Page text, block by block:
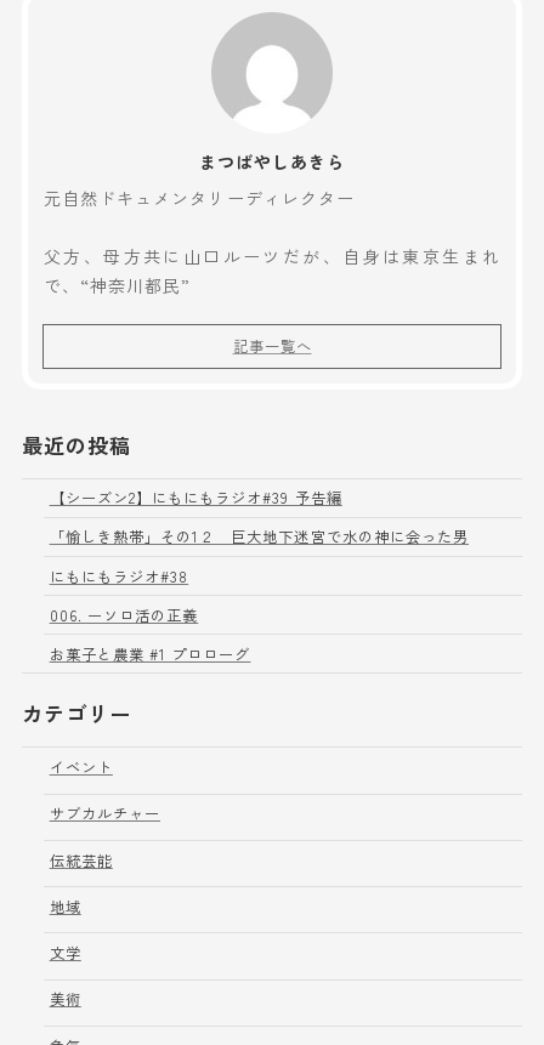
まつばやしあきら
元自然ドキュメンタリーディレクター
父方、母方共に山口ルーツだが、自身は東京生まれ
で、“神奈川都民”
記事一覧へ
最近の投稿
【シーズン2】にもにもラジオ#39 予告編
「愉しき熱帯」その1２ 巨大地下迷宮で水の神に会った男
にもにもラジオ#38
006. ーソロ活の正義
お菓子と農業 #1 プロローグ
カテゴリー
イベント
サブカルチャー
伝統芸能
地域
文学
美術